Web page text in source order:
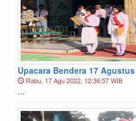
Upacara Bendera 17
Rabu, 17 Agu 2022, 12:36:57 WIB
...